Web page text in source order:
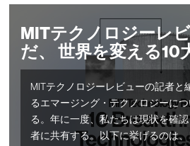
MITテクノロジーレ
だ、 世界を変える10
MITテクノロジーレビューの記者と
るエマージング・テクノロジーに
る。年に一度、私たちは現状を確
者に共有する。以下に挙げるのは